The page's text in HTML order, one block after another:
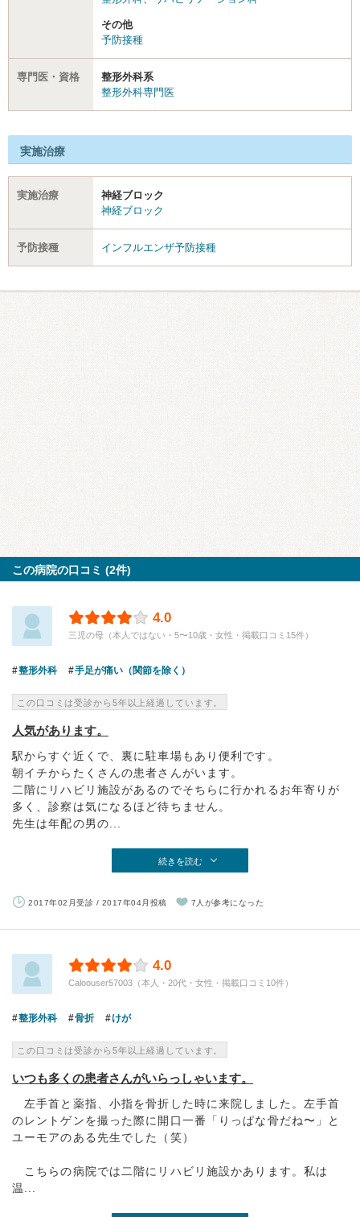
その他
予防接種
専門医・資格
整形外科系
整形外科専門医
実施治療
実施治療
神経ブロック
神経ブロック
予防接種 インフルエンザ予防接種
この病院の口コミ (2件)
4.0
三児の母（本人ではない・5〜10歳・女性・掲載口コミ15件）
整形外科 手足が痛い（関節を除く）
この口コミは受診から5年以上経過しています。
人気があります。
駅からすぐ近くで、裏に駐車場もあり便利です。
朝イチからたくさんの患者さんがいます。
二階にリハビリ施設があるのでそちらに行かれるお年寄りが
多く、診察は気になるほど待ちません。
先生は年配の男の...
続きを読む
2017年02月受診 / 2017年04月投稿 7人が参考になった
4.0
Caloouser57003（本人・20代・女性・掲載口コミ10件）
整形外科 骨折 けが
この口コミは受診から5年以上経過しています。
いつも多くの患者さんがいらっしゃいます。
左手首と薬指、小指を骨折した時に来院しました。左手首
のレントゲンを撮った際に開口一番「りっぱな骨だね〜」と
ユーモアのある先生でした（笑）
こちらの病院では二階にリハビリ施設かあります。私は
温...